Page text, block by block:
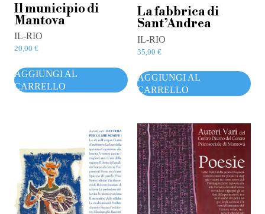
Il municipio di
Mantova
IL-RIO
20,00 €
AGGIUNGI AL
CARRELLO
La fabbrica di
Sant’Andrea
IL-RIO
35,00 €
AGGIUNGI AL
CARRELLO